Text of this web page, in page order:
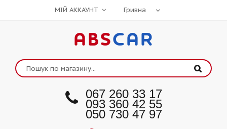
МІЙ АККАУНТ
ABSCAR
067 260 33 17
093 360 42 55
050 730 47 97